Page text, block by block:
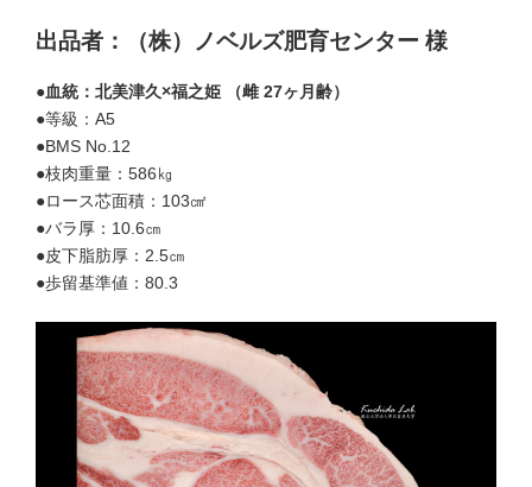
出品者：（株）ノベルズ肥育センター 様
●血統：北美津久×福之姫 （雌 27ヶ月齢）
●等級：A5
●BMS No.12
●枝肉重量：586㎏
●ロース芯面積：103㎠
●バラ厚：10.6㎝
●皮下脂肪厚：2.5㎝
●歩留基準値：80.3